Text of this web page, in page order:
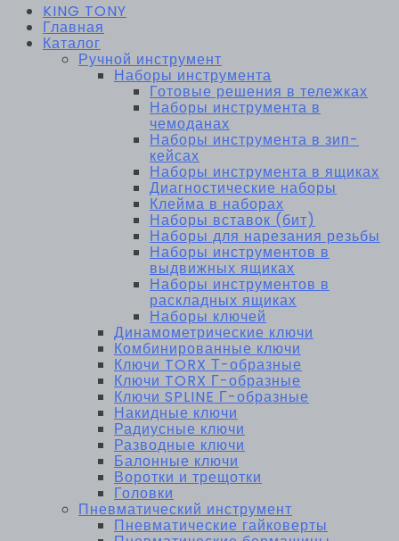
KING TONY
Главная
Каталог
Ручной инструмент
Наборы инструмента
Готовые решения в тележках
Наборы инструмента в
чемоданах
Наборы инструмента в зип-
кейсах
Наборы инструмента в ящиках
Диагностические наборы
Клейма в наборах
Наборы вставок (бит)
Наборы для нарезания резьбы
Наборы инструментов в
выдвижных ящиках
Наборы инструментов в
раскладных ящиках
Наборы ключей
Динамометрические ключи
Комбинированные ключи
Ключи TORX Т-образные
Ключи TORX Г-образные
Ключи SPLINE Г-образные
Накидные ключи
Радиусные ключи
Разводные ключи
Балонные ключи
Воротки и трещотки
Головки
Пневматический инструмент
Пневматические гайковерты